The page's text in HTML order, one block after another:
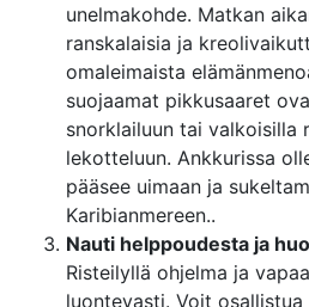
unelmakohde. Matkan
ranskalaisia ja
omaleimaista
suojaamat pikkusaaret
snorklailuun tai valkoisilla
lekotteluun. Ankkurissa
pääsee uimaan ja
Karibianmereen..
Nauti helppoudesta ja
Risteilyllä ohjelma ja
luontevasti. Voit